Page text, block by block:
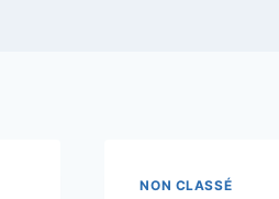
NON CLASSÉ